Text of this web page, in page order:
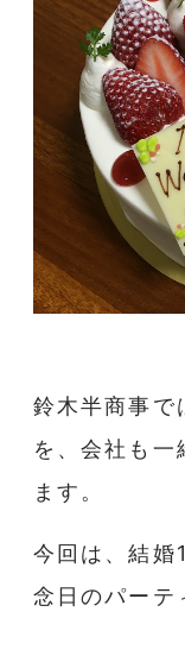
鈴木半商事で
を、会社も一
ます。
今回は、結婚
念日のパーテ